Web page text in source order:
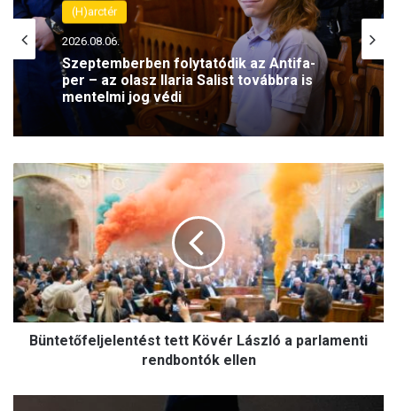
(H)arctér
2026.08.06.
Szeptemberben folytatódik az Antifa-
per – az olasz Ilaria Salist továbbra is
mentelmi jog védi
n
t
ő
f
e
l
Büntetőfeljelentést tett Kövér László a parlamenti
rendbontók ellen